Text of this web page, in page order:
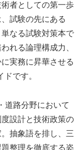
者としての第一歩
試験の先にある
単なる試験対策本で
れる論理構成力、
実務に昇華させる
です。
道路分野において
設計と技術政策の
抽象語を排し、三
整理を徹底する姿